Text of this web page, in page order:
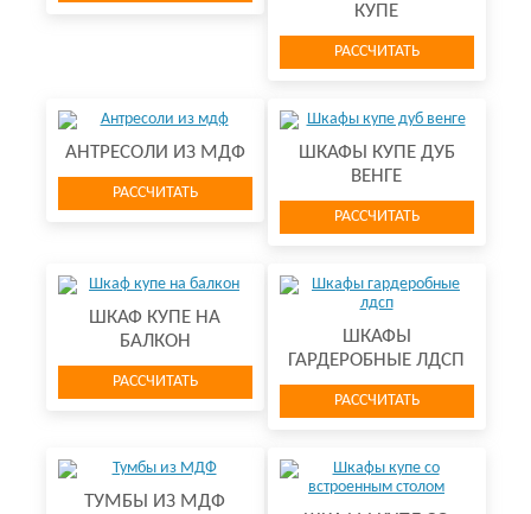
КУПЕ
РАССЧИТАТЬ
АНТРЕСОЛИ ИЗ МДФ
РАССЧИТАТЬ
ШКАФЫ КУПЕ ДУБ
ВЕНГЕ
РАССЧИТАТЬ
ШКАФ КУПЕ НА
БАЛКОН
РАССЧИТАТЬ
ШКАФЫ
ГАРДЕРОБНЫЕ ЛДСП
РАССЧИТАТЬ
ТУМБЫ ИЗ МДФ